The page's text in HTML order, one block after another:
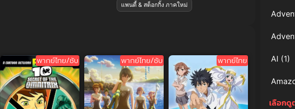
แพนตี้ & สต็อกกิ้ง ภาคใหม่
พากย์ไทย/ซับ พากย์ไทย/ซับ พากย์ไทย AI (1)
Anal (
เลือกดู